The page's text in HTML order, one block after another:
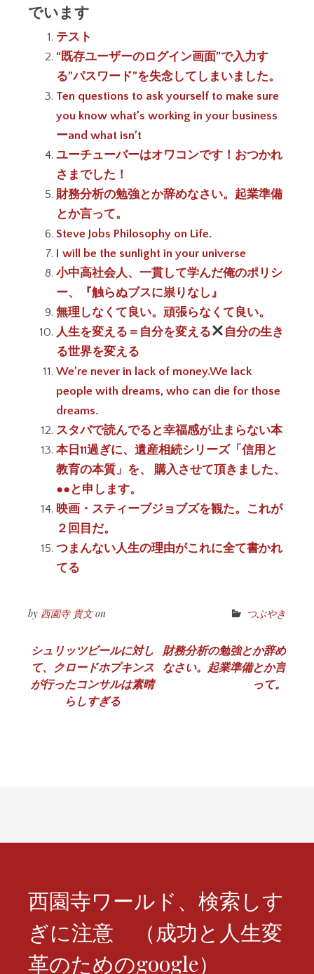
でいます
テスト
“既存ユーザーのログイン画面”で入力す
る”パスワード”を失念してしまいました。
Ten questions to ask yourself to make sure
you know what’s working in your business
ーand what isn’t
ユーチューバーはオワコンです！おつかれ
さまでした！
財務分析の勉強とか辞めなさい。起業準備
とか言って。
Steve Jobs Philosophy on Life.
I will be the sunlight in your universe
小中高社会人、一貫して学んだ俺のポリシ
ー、『触らぬブスに祟りなし』
無理しなくて良い。頑張らなくて良い。
人生を変える＝自分を変える
自分の生き
る世界を変える
We’re never in lack of money.We lack
people with dreams, who can die for those
dreams.
スタバで読んでると幸福感が止まらない本
本日11過ぎに、遺産相続シリーズ「信用と
教育の本質」を、 購入させて頂きました、
●●と申します。
映画・スティーブジョブズを観た。これが
２回目だ。
つまんない人生の理由がこれに全て書かれ
てる
by 西園寺 貴文on つぶやき
投
稿
シュリッツビールに対し
て、クロードホプキンス
が行ったコンサルは素晴
らしすぎる
財務分析の勉強とか辞め
なさい。起業準備とか言
って。
西園寺ワールド、検索しす
ぎに注意 （成功と人生変
革のためのgoogle）